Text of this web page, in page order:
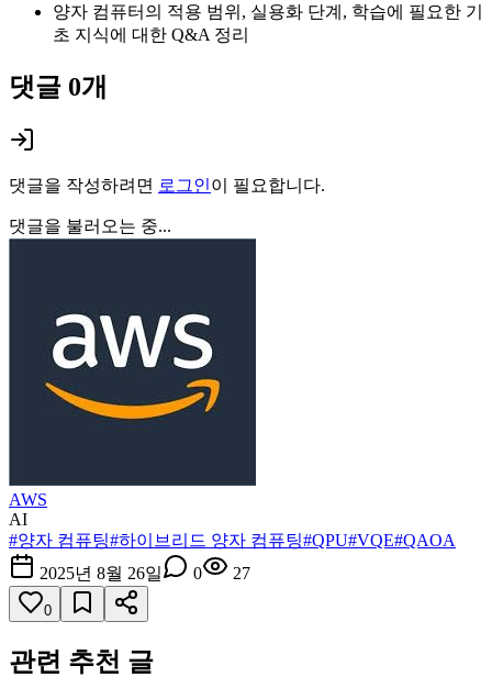
양자 컴퓨터의 적용 범위, 실용화 단계, 학습에 필요한 기
초 지식에 대한 Q&A 정리
댓글 0개
댓글을 작성하려면 로그인이 필요합니다.
댓글을 불러오는 중...
AWS
AI
#양자 컴퓨팅#하이브리드 양자 컴퓨팅#QPU#VQE#QAOA
2025년 8월 26일
0 27
0
관련 추천 글